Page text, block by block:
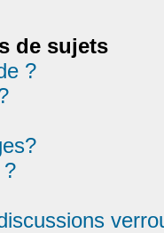
de sujets
?
?